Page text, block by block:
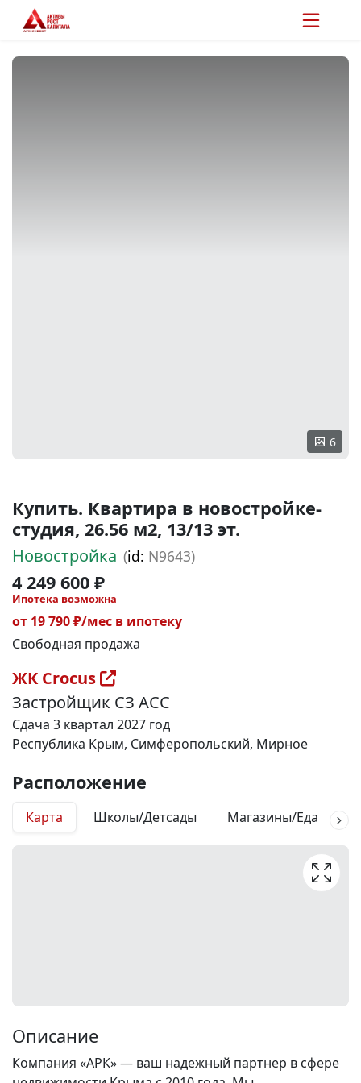
6
Купить. Квартира в новостройке-
студия, 26.56 м2, 13/13 эт.
Новостройка (id: N9643)
4 249 600 ₽
Ипотека возможна
от 19 790 ₽/мес в ипотеку
Свободная продажа
ЖК Crocus
Застройщик СЗ АСС
Сдача 3 квартал 2027 год
Республика Крым, Симферопольский, Мирное
Расположение
Карта Школы/Детсады Магазины/Еда
Описание
Компания «АРК» — ваш надежный партнер в сфере